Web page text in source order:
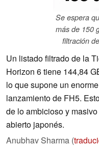
Se espera
más de 150
filtración
Un listado filtrado de la
Horizon 6 tiene 144,84
lo que supone un
lanzamiento de FH5.
de lo ambicioso y
abierto japonés.
Anubhav Sharma (